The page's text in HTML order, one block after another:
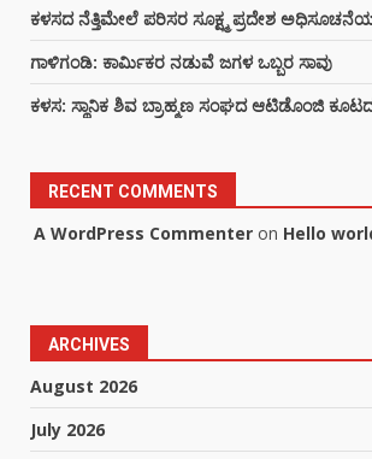
ಕಳಸದ ನೆತ್ತಿಮೇಲೆ ಪರಿಸರ ಸೂಕ್ಷ್ಮ ಪ್ರದೇಶ
ಗಾಳಿಗಂಡಿ: ಕಾರ್ಮಿಕರ ನಡುವೆ ಜಗಳ ಒಬ್ಬರ ಸಾವು
ಕಳಸ: ಸ್ಥಾನಿಕ ಶಿವ ಬ್ರಾಹ್ಮಣ ಸಂಘದ ಆಟಿಡೊಂಜಿ
RECENT COMMENTS
A WordPress Commenter on Hello
ARCHIVES
August 2026
July 2026